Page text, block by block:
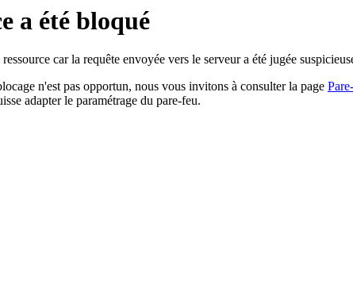
a été bloqué
car la requête envoyée vers le serveur a été jugée
n'est pas opportun, nous vous invitons à consulter la page
adapter le paramétrage du pare-feu.